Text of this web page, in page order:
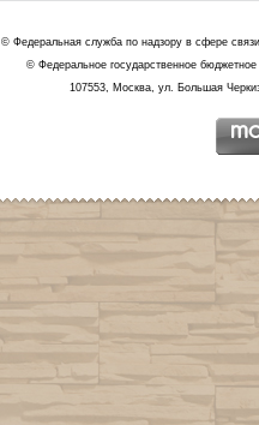
© Федеральная служба по надзору в сфере
© Федеральное государственное
107553, Москва, ул. Большая